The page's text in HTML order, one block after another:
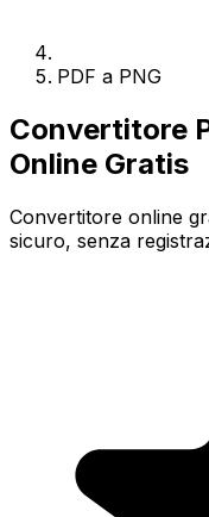
PDF a PNG
Convertitore
Online Gratis
Convertitore online
sicuro, senza